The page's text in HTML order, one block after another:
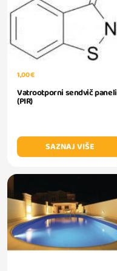
1,00 €
Vatrootporni sendvič paneli
(PIR)
SAZNAJ VIŠE